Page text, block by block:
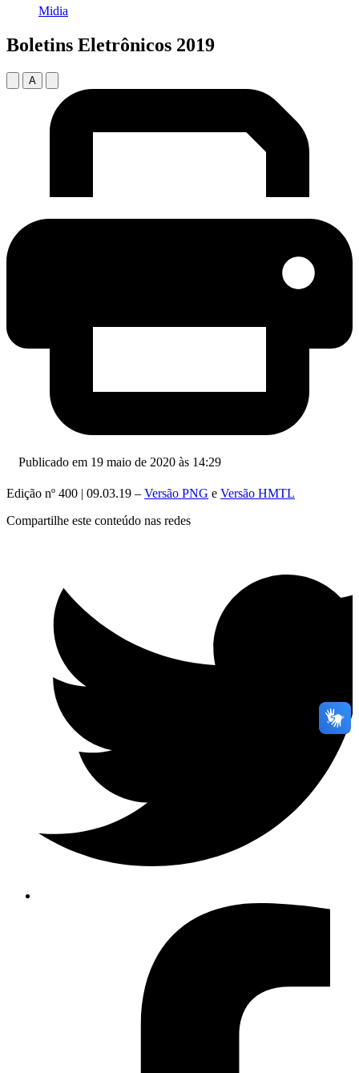
Midia
Boletins Eletrônicos 2019
A
Publicado em 19 maio de 2020 às 14:29
Edição nº 400 | 09.03.19 – Versão PNG e Versão HMTL
Compartilhe este conteúdo nas redes